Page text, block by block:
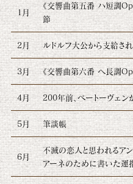
1月
《交響曲第五番 ハ短調
節
2月 ルドルフ大公から支給さ
3月 《交響曲第六番 へ長調
4月 200年前、ベートーヴェン
5月 筆談帳
6月
不滅の恋人と思われるアン
アーネのために書いた運